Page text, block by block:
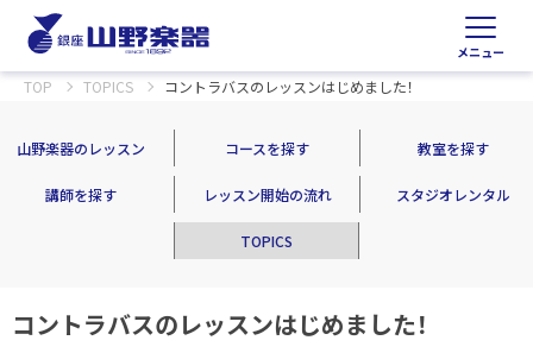
メニュー
TOP TOPICS コントラバスのレッスンはじめました！
山野楽器のレッスン コースを探す 教室を探す
講師を探す レッスン開始の流れ スタジオレンタル
TOPICS
コントラバスのレッスンはじめました！